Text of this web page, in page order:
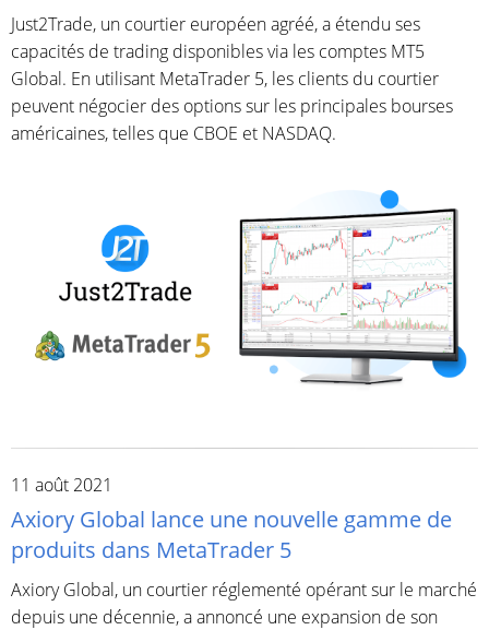
Just2Trade, un courtier européen agréé, a étendu ses
capacités de trading disponibles via les comptes MT5
Global. En utilisant MetaTrader 5, les clients du courtier
peuvent négocier des options sur les principales bourses
américaines, telles que CBOE et NASDAQ.
11 août 2021
Axiory Global lance une nouvelle gamme de
produits dans MetaTrader 5
Axiory Global, un courtier réglementé opérant sur le marché
depuis une décennie, a annoncé une expansion de son